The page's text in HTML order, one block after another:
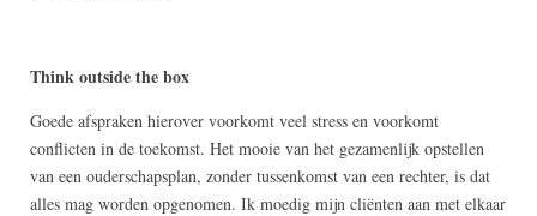
Think outside the box
Goede afspraken hierover voorkomt veel stress en voorkomt
conflicten in de toekomst. Het mooie van het gezamenlijk opstellen
van een ouderschapsplan, zonder tussenkomst van een rechter, is dat
alles mag worden opgenomen. Ik moedig mijn cliënten aan met elkaar